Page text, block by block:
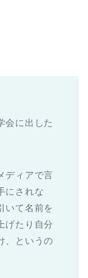
会に出した
ディアで言
にされな
いて名前を
げたり自分
、というの